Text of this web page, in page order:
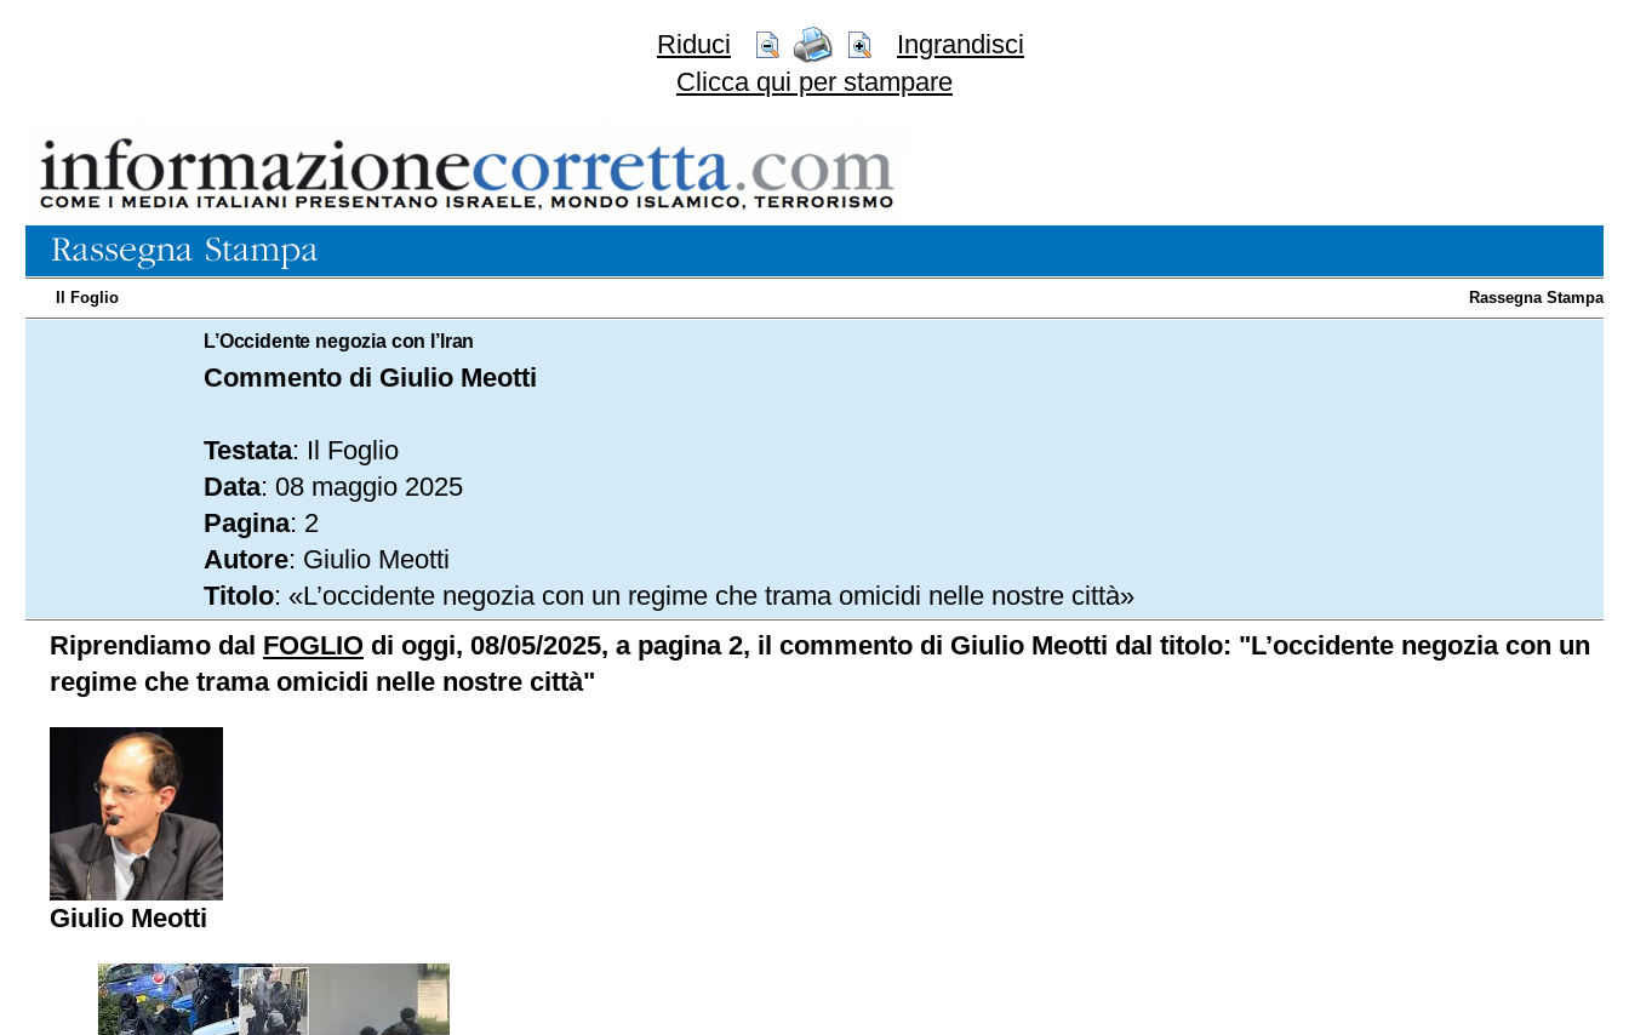
Riduci
Ingrandisci
Clicca qui per stampare
Il Foglio Rassegna Stampa
L’Occidente negozia con l’Iran
Commento di Giulio Meotti
Testata: Il Foglio
Data: 08 maggio 2025
Pagina: 2
Autore: Giulio Meotti
Titolo: «L’occidente negozia con un regime che trama omicidi nelle nostre città»
Riprendiamo dal FOGLIO di oggi, 08/05/2025, a pagina 2, il commento di Giulio Meotti dal titolo: "L’occidente negozia con un
regime che trama omicidi nelle nostre città"
Giulio Meotti